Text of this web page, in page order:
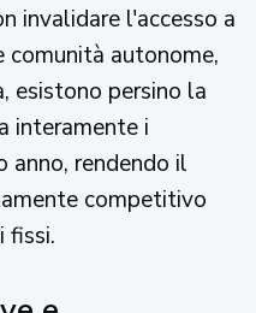
invalidare l'accesso a
comunità autonome,
esistono persino la
interamente i
anno, rendendo il
competitivo
fissi.